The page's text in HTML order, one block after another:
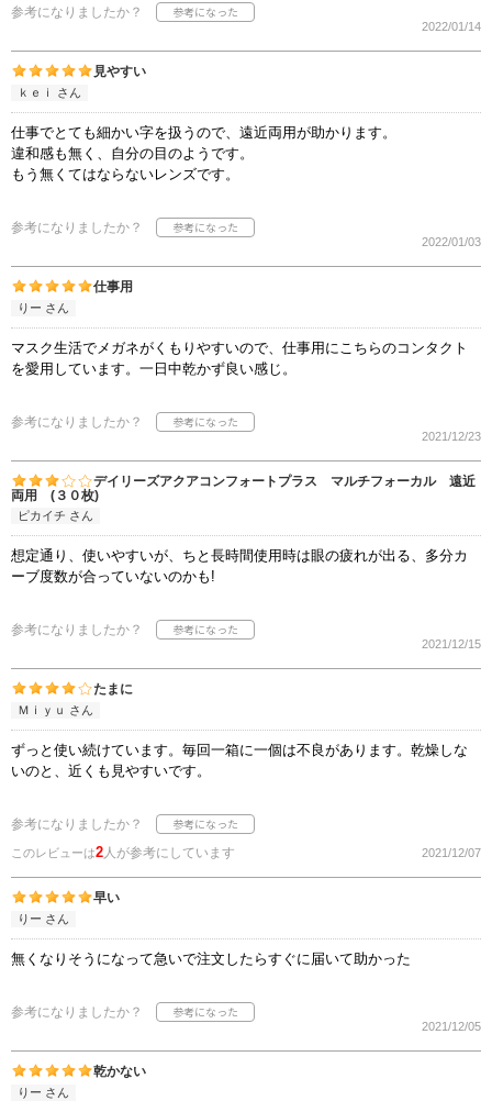
参考になりましたか？
2022/01/14
見やすい
ｋｅｉ さん
仕事でとても細かい字を扱うので、遠近両用が助かります。
違和感も無く、自分の目のようです。
もう無くてはならないレンズです。
参考になりましたか？
2022/01/03
仕事用
りー さん
マスク生活でメガネがくもりやすいので、仕事用にこちらのコンタクト
を愛用しています。一日中乾かず良い感じ。
参考になりましたか？
2021/12/23
デイリーズアクアコンフォートプラス マルチフォーカル 遠近
両用 (３０枚)
ピカイチ さん
想定通り、使いやすいが、ちと長時間使用時は眼の疲れが出る、多分カ
ーブ度数が合っていないのかも!
参考になりましたか？
2021/12/15
たまに
Ｍｉｙｕ さん
ずっと使い続けています。毎回一箱に一個は不良があります。乾燥しな
いのと、近くも見やすいです。
参考になりましたか？
このレビューは2人が参考にしています 2021/12/07
早い
りー さん
無くなりそうになって急いで注文したらすぐに届いて助かった
参考になりましたか？
2021/12/05
乾かない
りー さん